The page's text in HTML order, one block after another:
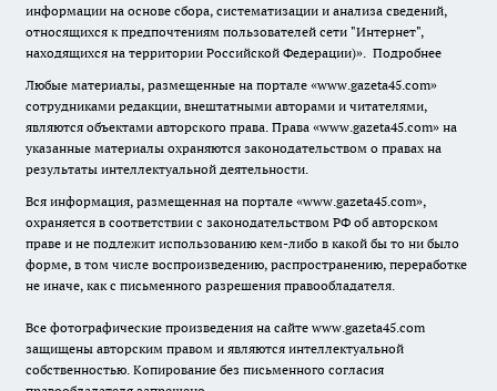
информации на основе сбора, систематизации и анализа сведений,
относящихся к предпочтениям пользователей сети "Интернет",
находящихся на территории Российской Федерации)». Подробнее
Любые материалы, размещенные на портале «www.gazeta45.com»
сотрудниками редакции, внештатными авторами и читателями,
являются объектами авторского права. Права «www.gazeta45.com» на
указанные материалы охраняются законодательством о правах на
результаты интеллектуальной деятельности.
Вся информация, размещенная на портале «www.gazeta45.com»,
охраняется в соответствии с законодательством РФ об авторском
праве и не подлежит использованию кем-либо в какой бы то ни было
форме, в том числе воспроизведению, распространению, переработке
не иначе, как с письменного разрешения правообладателя.
Все фотографические произведения на сайте www.gazeta45.com
защищены авторским правом и являются интеллектуальной
собственностью. Копирование без письменного согласия